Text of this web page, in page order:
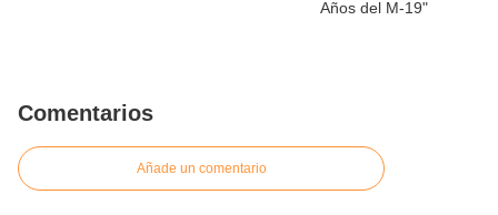
Comentarios
Añade un comentario